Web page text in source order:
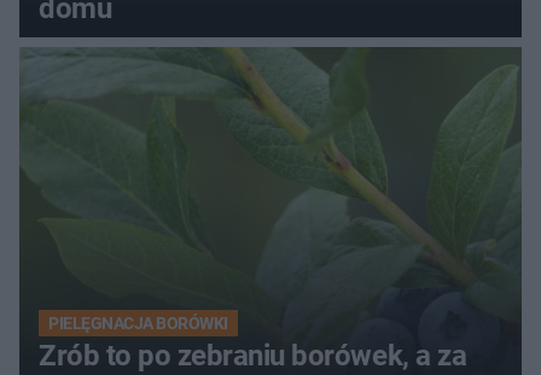
domu
PIELĘGNACJA BORÓWKI
Zrób to po zebraniu borówek, a za